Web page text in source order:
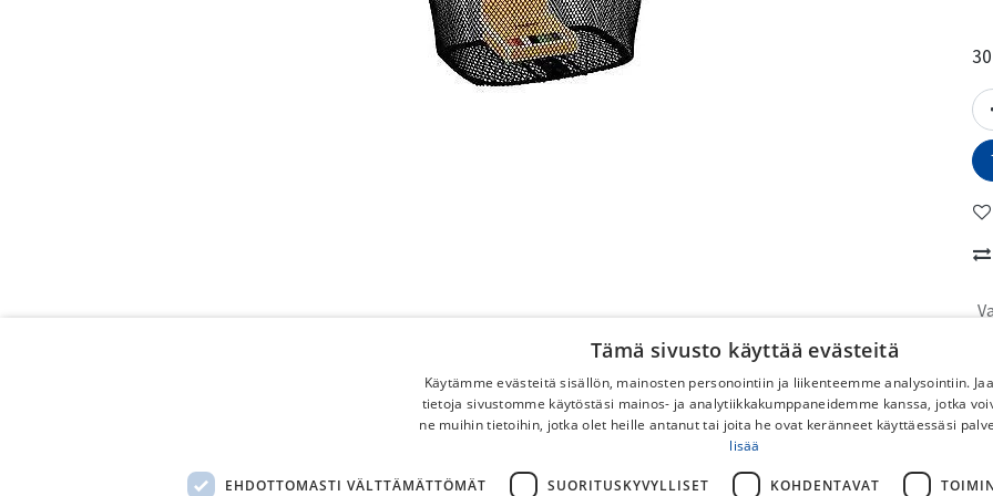
30
Tämä sivusto käyttää evästeitä
Käytämme evästeitä sisällön, mainosten personointiin ja liikenteemme analysointiin.
tietoja sivustomme käytöstäsi mainos- ja analytiikkakumppaneidemme kanssa, jotka
ne muihin tietoihin, jotka olet heille antanut tai joita he ovat keränneet käyttäessäsi
lisää
EHDOTTOMASTI VÄLTTÄMÄTTÖMÄT SUORITUSKYVYLLISET KOHDENTAVAT